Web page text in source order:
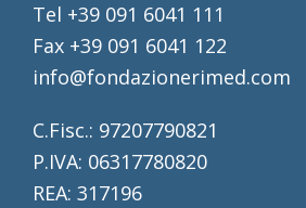
Tel +39 091 6041 111
Fax +39 091 6041 122
info@fondazionerimed.com
C.Fisc.: 97207790821
P.IVA: 06317780820
REA: 317196